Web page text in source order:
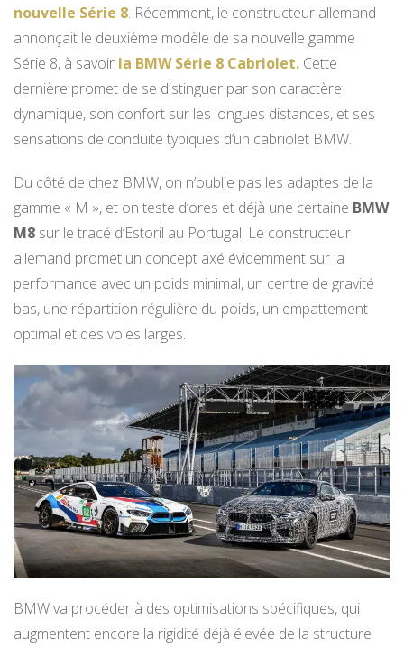
nouvelle Série 8. Récemment, le constructeur allemand
annonçait le deuxième modèle de sa nouvelle gamme
Série 8, à savoir la BMW Série 8 Cabriolet. Cette
dernière promet de se distinguer par son caractère
dynamique, son confort sur les longues distances, et ses
sensations de conduite typiques d’un cabriolet BMW.
Du côté de chez BMW, on n’oublie pas les adaptes de la
gamme « M », et on teste d’ores et déjà une certaine BMW
M8 sur le tracé d’Estoril au Portugal. Le constructeur
allemand promet un concept axé évidemment sur la
performance avec un poids minimal, un centre de gravité
bas, une répartition régulière du poids, un empattement
optimal et des voies larges.
BMW va procéder à des optimisations spécifiques, qui
augmentent encore la rigidité déjà élevée de la structure